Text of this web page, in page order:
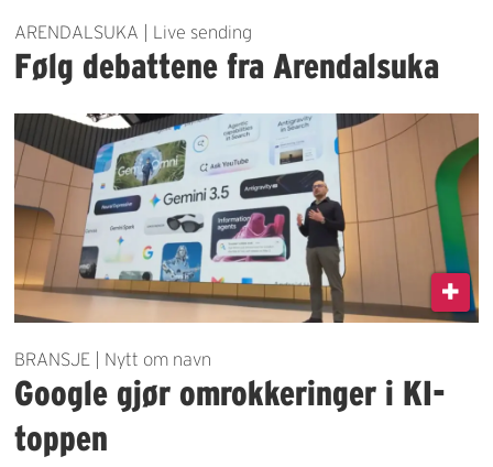
ARENDALSUKA | Live sending
Følg debattene fra Arendalsuka
BRANSJE | Nytt om navn
Google gjør omrokkeringer i KI-
toppen